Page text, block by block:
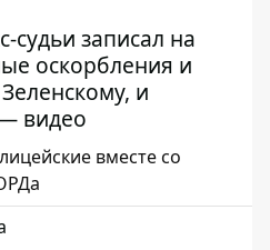
судьи записал на
оскорбления и
и
видео
вместе со